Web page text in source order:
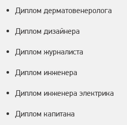
Диплом дерматовенеролога
Диплом дизайнера
Диплом журналиста
Диплом инженера
Диплом инженера электрика
Диплом капитана